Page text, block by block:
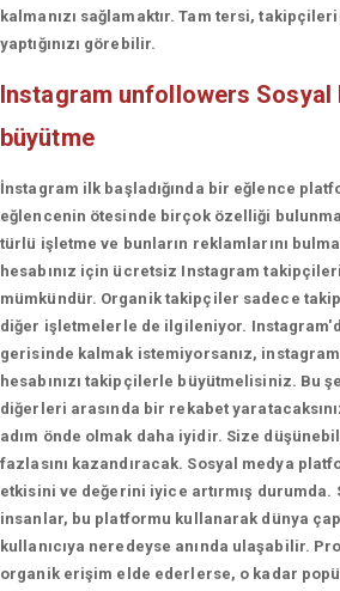
kalmanızı sağlamaktır. Tam tersi,
yaptığınızı görebilir.
Instagram unfollowers Sosyal
büyütme
İnstagram ilk başladığında bir eğlence
eğlencenin ötesinde birçok özelliği
türlü işletme ve bunların reklamlarını
hesabınız için ücretsiz Instagram
mümkündür. Organik takipçiler sadece
diğer işletmelerle de ilgileniyor.
gerisinde kalmak istemiyorsanız,
hesabınızı takipçilerle büyütmelisiniz. Bu
diğerleri arasında bir rekabet
adım önde olmak daha iyidir. Size
fazlasını kazandıracak. Sosyal medya
etkisini ve değerini iyice artırmış durumda.
insanlar, bu platformu kullanarak dünya
kullanıcıya neredeyse anında ulaşabilir.
organik erişim elde ederlerse, o kadar